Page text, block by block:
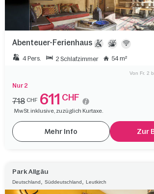
Abenteuer-Ferienhaus
4 Pers. 2 Schlafzimmer 54 m²
Nur 2
Von Fr. 2
718 CHF 611 CHF
MwSt. inklusive, zuzüglich Kurtaxe.
Mehr Info Zur
Park Allgäu
Deutschland Süddeutschland Leutkirch